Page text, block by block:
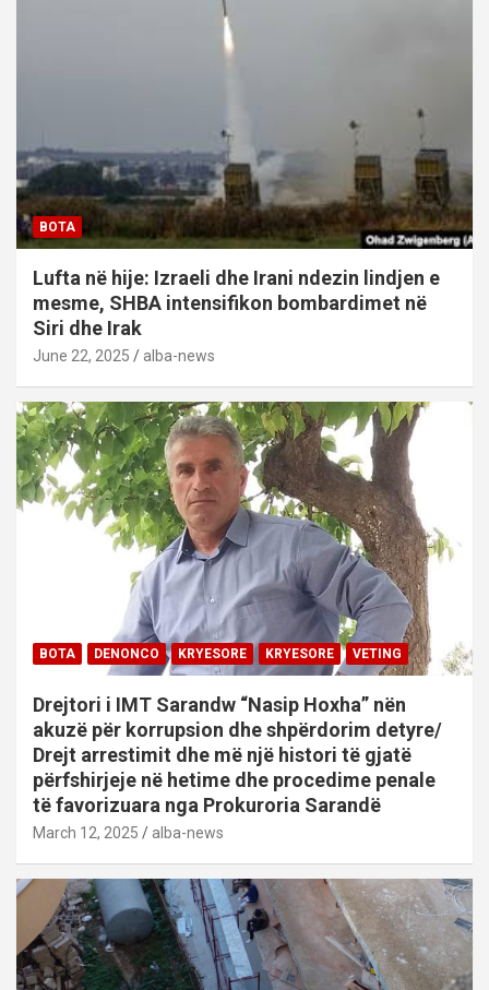
BOTA
Lufta në hije: Izraeli dhe Irani ndezin lindjen e
mesme, SHBA intensifikon bombardimet në
Siri dhe Irak
June 22, 2025 alba-news
BOTA DENONCO KRYESORE KRYESORE VETING
Drejtori i IMT Sarandw “Nasip Hoxha” nën
akuzë për korrupsion dhe shpërdorim detyre/
Drejt arrestimit dhe më një histori të gjatë
përfshirjeje në hetime dhe procedime penale
të favorizuara nga Prokuroria Sarandë
March 12, 2025 alba-news